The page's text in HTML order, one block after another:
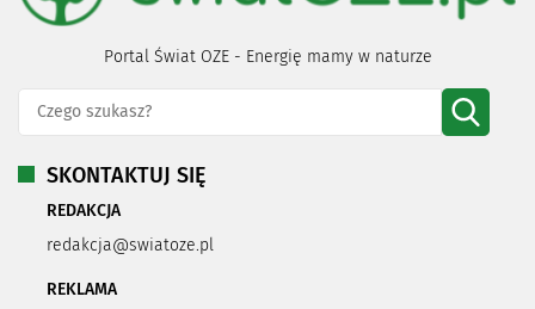
Portal Świat OZE - Energię mamy w naturze
SKONTAKTUJ SIĘ
REDAKCJA
redakcja@swiatoze.pl
REKLAMA